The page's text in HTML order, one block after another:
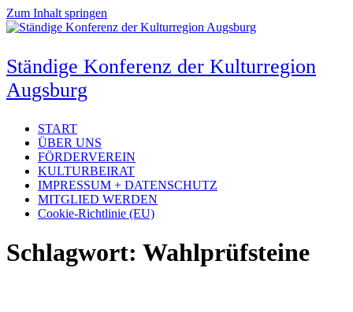
Zum Inhalt springen
Ständige Konferenz der Kulturregion
Augsburg
START
ÜBER UNS
FÖRDERVEREIN
KULTURBEIRAT
IMPRESSUM + DATENSCHUTZ
MITGLIED WERDEN
Cookie-Richtlinie (EU)
Schlagwort: Wahlprüfsteine